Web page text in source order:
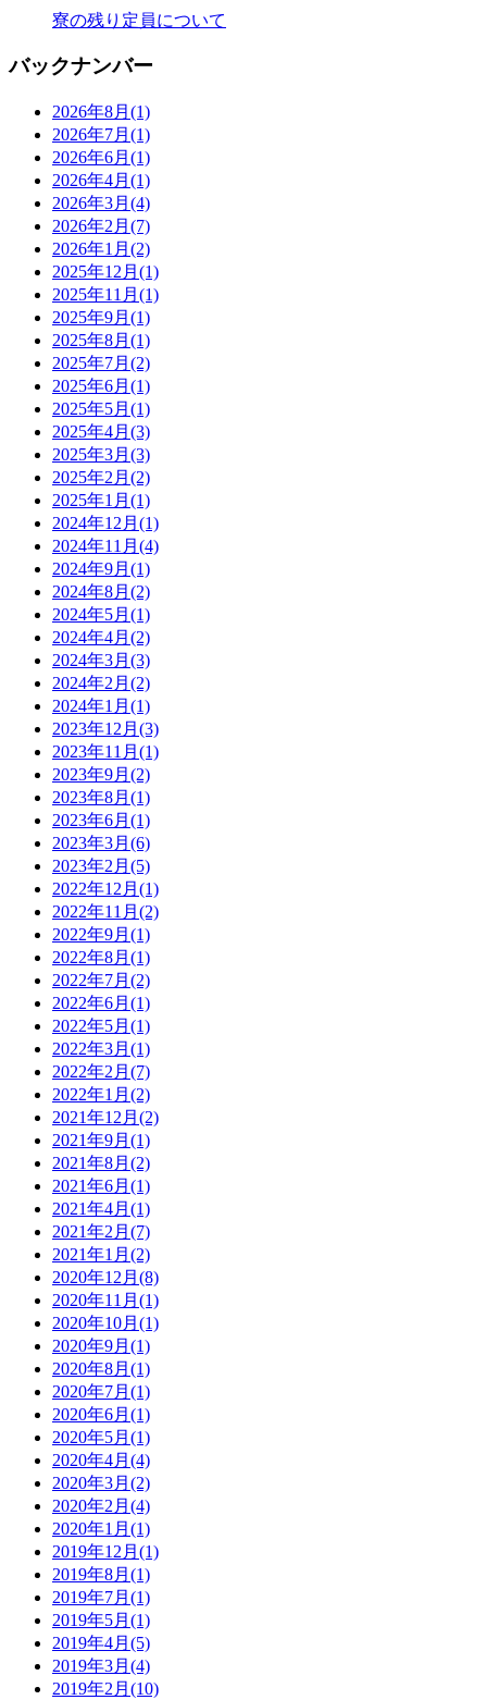
寮の残り定員について
バックナンバー
2026年8月 (1)
2026年7月 (1)
2026年6月 (1)
2026年4月 (1)
2026年3月 (4)
2026年2月 (7)
2026年1月 (2)
2025年12月 (1)
2025年11月 (1)
2025年9月 (1)
2025年8月 (1)
2025年7月 (2)
2025年6月 (1)
2025年5月 (1)
2025年4月 (3)
2025年3月 (3)
2025年2月 (2)
2025年1月 (1)
2024年12月 (1)
2024年11月 (4)
2024年9月 (1)
2024年8月 (2)
2024年5月 (1)
2024年4月 (2)
2024年3月 (3)
2024年2月 (2)
2024年1月 (1)
2023年12月 (3)
2023年11月 (1)
2023年9月 (2)
2023年8月 (1)
2023年6月 (1)
2023年3月 (6)
2023年2月 (5)
2022年12月 (1)
2022年11月 (2)
2022年9月 (1)
2022年8月 (1)
2022年7月 (2)
2022年6月 (1)
2022年5月 (1)
2022年3月 (1)
2022年2月 (7)
2022年1月 (2)
2021年12月 (2)
2021年9月 (1)
2021年8月 (2)
2021年6月 (1)
2021年4月 (1)
2021年2月 (7)
2021年1月 (2)
2020年12月 (8)
2020年11月 (1)
2020年10月 (1)
2020年9月 (1)
2020年8月 (1)
2020年7月 (1)
2020年6月 (1)
2020年5月 (1)
2020年4月 (4)
2020年3月 (2)
2020年2月 (4)
2020年1月 (1)
2019年12月 (1)
2019年8月 (1)
2019年7月 (1)
2019年5月 (1)
2019年4月 (5)
2019年3月 (4)
2019年2月 (10)